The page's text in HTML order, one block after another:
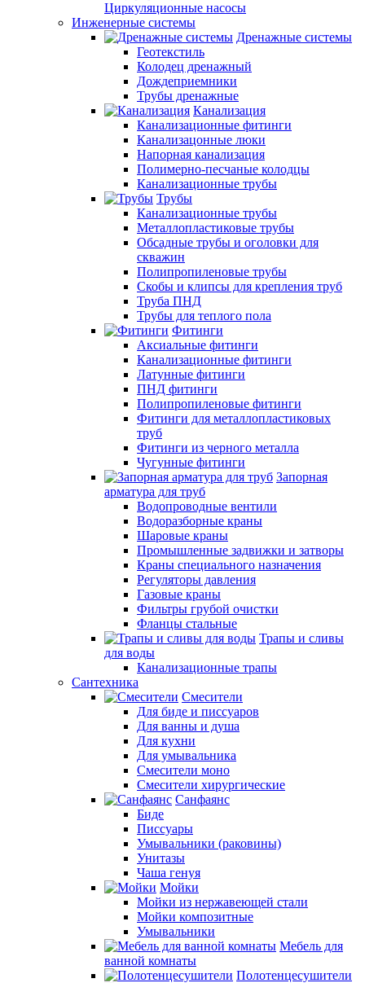
Циркуляционные насосы
Инженерные системы
Дренажные системы
Геотекстиль
Колодец дренажный
Дождеприемники
Трубы дренажные
Канализация
Канализационные фитинги
Канализацонные люки
Напорная канализация
Полимерно-песчаные колодцы
Канализационные трубы
Трубы
Канализационные трубы
Металлопластиковые трубы
Обсадные трубы и оголовки для
скважин
Полипропиленовые трубы
Скобы и клипсы для крепления труб
Труба ПНД
Трубы для теплого пола
Фитинги
Аксиальные фитинги
Канализационные фитинги
Латунные фитинги
ПНД фитинги
Полипропиленовые фитинги
Фитинги для металлопластиковых
труб
Фитинги из черного металла
Чугунные фитинги
Запорная
арматура для труб
Водопроводные вентили
Водоразборные краны
Шаровые краны
Промышленные задвижки и затворы
Краны специального назначения
Регуляторы давления
Газовые краны
Фильтры грубой очистки
Фланцы стальные
Трапы и сливы
для воды
Канализационные трапы
Сантехника
Смесители
Для биде и писсуаров
Для ванны и душа
Для кухни
Для умывальника
Смесители моно
Смесители хирургические
Санфаянс
Биде
Писсуары
Умывальники (раковины)
Унитазы
Чаша генуя
Мойки
Мойки из нержавеющей стали
Мойки композитные
Умывальники
Мебель для
ванной комнаты
Полотенцесушители